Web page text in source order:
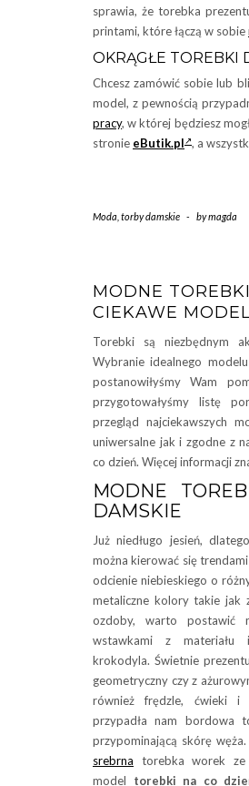
sprawia, że torebka
printami, które łączą w sobie
OKRĄGŁE TOREBKI
Chcesz zamówić sobie lub
model, z pewnością
pracy, w której będziesz
stronie eButik.pl , a
Moda torby damskie - bymagda
MODNE
CIEKAWE
Torebki są niezbędnym
Wybranie idealnego
postanowiłyśmy Wam
przygotowałyśmy listę
przegląd najciekawszych
uniwersalne jak i zgodne z
co dzień. Więcej informacji
MODNE
DAMSKIE
Już niedługo jesień,
można kierować się
odcienie niebieskiego o
metaliczne kolory takie jak
ozdoby, warto postawić
wstawkami z materiału
krokodyla. Świetnie
geometryczny czy z
również frędzle, ćwieki
przypadła nam bordowa
przypominającą skórę
srebrna torebka worek ze
model torebki na co